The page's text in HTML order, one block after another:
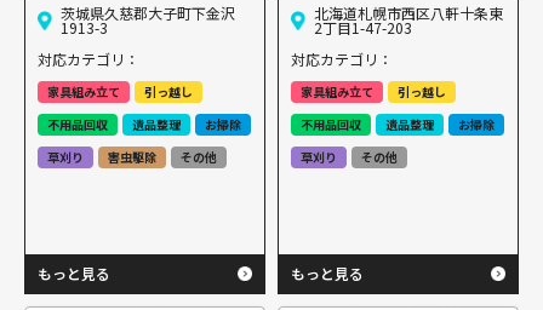
茨城県久慈郡大子町下金沢
1913-3
対応カテゴリ：
家具組み立て
引っ越し
不用品回収
遺品整理
お掃除
草刈り
害虫駆除 その他
もっと見る
北海道札幌市西区八軒十条東
2丁目1-47-203
対応カテゴリ：
家具組み立て
引っ越し
不用品回収
遺品整理
お掃除
草刈り
その他
もっと見る